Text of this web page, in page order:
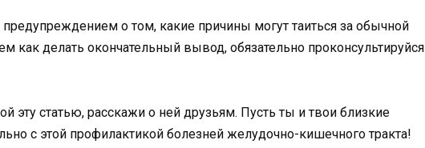
предупреждением о том, какие причины могут таиться за обычной
как делать окончательный вывод, обязательно проконсультируйся
эту статью, расскажи о ней друзьям. Пусть ты и твои близкие
с этой профилактикой болезней желудочно-кишечного тракта!